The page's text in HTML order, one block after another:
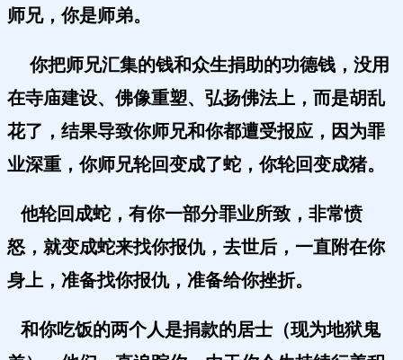
师兄，你是师弟。
你把师兄汇集的钱和众生捐助的功德钱，没用
在寺庙建设、佛像重塑、弘扬佛法上，而是胡乱
花了，结果导致你师兄和你都遭受报应，因为罪
业深重，你师兄轮回变成了蛇，你轮回变成猪。
他轮回成蛇，有你一部分罪业所致，非常愤
怒，就变成蛇来找你报仇，去世后，一直附在你
身上，准备找你报仇，准备给你挫折。
和你吃饭的两个人是捐款的居士（现为地狱鬼